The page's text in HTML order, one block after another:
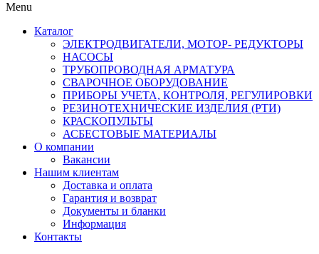
Menu
Каталог
ЭЛЕКТРОДВИГАТЕЛИ, МОТОР- РЕДУКТОРЫ
НАСОСЫ
ТРУБОПРОВОДНАЯ АРМАТУРА
СВАРОЧНОЕ ОБОРУДОВАНИЕ
ПРИБОРЫ УЧЕТА, КОНТРОЛЯ, РЕГУЛИРОВКИ
РЕЗИНОТЕХНИЧЕСКИЕ ИЗДЕЛИЯ (РТИ)
КРАСКОПУЛЬТЫ
АСБЕСТОВЫЕ МАТЕРИАЛЫ
О компании
Вакансии
Нашим клиентам
Доставка и оплата
Гарантия и возврат
Документы и бланки
Информация
Контакты